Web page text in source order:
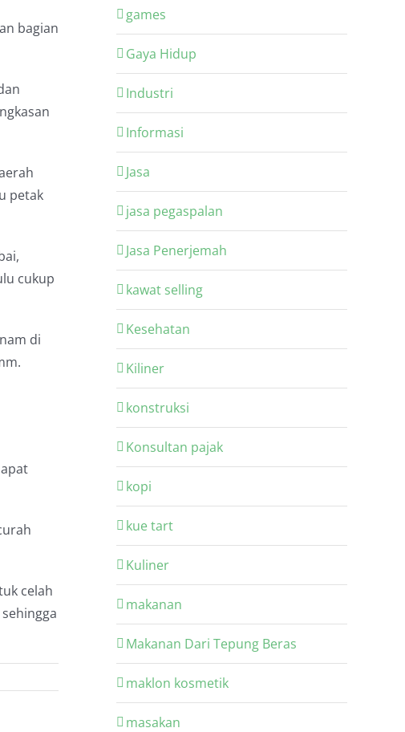
bagian
petak
cukup
di
celah
games
Gaya Hidup
Industri
Informasi
Jasa
jasa pegaspalan
Jasa Penerjemah
kawat selling
Kesehatan
Kiliner
konstruksi
Konsultan pajak
kopi
kue tart
Kuliner
makanan
Makanan Dari Tepung Beras
maklon kosmetik
masakan